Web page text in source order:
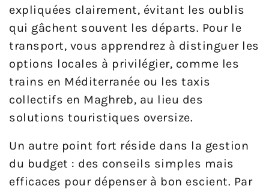
expliquées clairement, évitant les oublis
qui gâchent souvent les départs. Pour le
transport, vous apprendrez à distinguer les
options locales à privilégier, comme les
trains en Méditerranée ou les taxis
collectifs en Maghreb, au lieu des
solutions touristiques oversize.
Un autre point fort réside dans la gestion
du budget : des conseils simples mais
efficaces pour dépenser à bon escient. Par